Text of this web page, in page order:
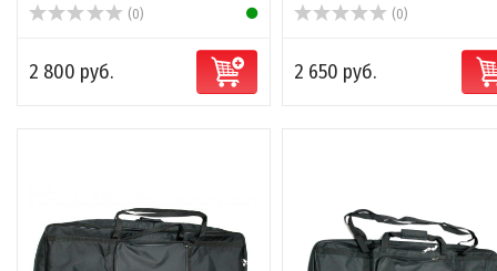
(0)
2 800 руб.
(0)
2 650 руб.